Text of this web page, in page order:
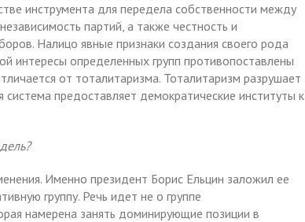
инструмента для передела собственности между
партий, а также честность и
Налицо явные признаки создания своего рода
интересы определенных групп противопоставлены
от тоталитаризма. Тоталитаризм разрушает
предоставляет демократические институты к
Именно президент Борис Ельцин заложил ее
группу. Речь идет не о группе
намерена занять доминирующие позиции в